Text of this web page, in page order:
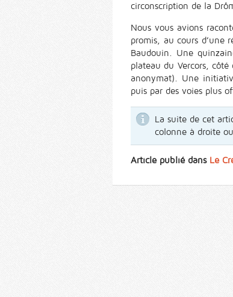
circonscription de la
Nous vous avions
promis, au cours d’une
Baudouin. Une
plateau du Vercors,
anonymat). Une
puis par des voies plus
La suite de cet
colonne à droite ou
Article publié dans Le